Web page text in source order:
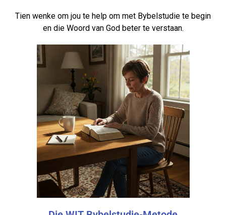
Tien wenke om jou te help om met Bybelstudie te begin
en die Woord van God beter te verstaan.